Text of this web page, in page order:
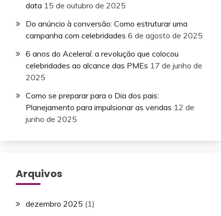
data 15 de outubro de 2025
Do anúncio à conversão: Como estruturar uma
campanha com celebridades 6 de agosto de 2025
6 anos do Aceleraí: a revolução que colocou
celebridades ao alcance das PMEs 17 de junho de
2025
Como se preparar para o Dia dos pais:
Planejamento para impulsionar as vendas 12 de
junho de 2025
Arquivos
dezembro 2025 (1)